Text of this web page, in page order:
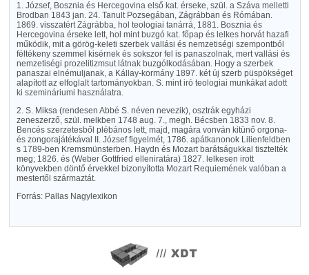
1. József, Bosznia és Hercegovina első kat. érseke, szül. a Száva melletti
Brodban 1843 jan. 24. Tanult Pozsegában, Zágrábban és Rómában.
1869. visszatért Zágrábba, hol teologiai tanárrá, 1881. Bosznia és
Hercegovina érseke lett, hol mint buzgó kat. főpap és lelkes horvát hazafi
működik, mit a görög-keleti szerbek vallási és nemzetiségi szempontból
féltékeny szemmel kisérnek és sokszor fel is panaszolnak, mert vallási és
nemzetiségi prozelitizmsut látnak buzgólkodásában. Hogy a szerbek
panaszai elnémuljanak, a Kállay-kormány 1897. két új szerb püspökséget
alapított az elfoglalt tartományokban. S. mint iró teologiai munkákat adott
ki szemináriumi használatra.
2. S. Miksa (rendesen Abbé S. néven nevezik), osztrák egyházi
zeneszerző, szül. melkben 1748 aug. 7., megh. Bécsben 1833 nov. 8.
Bencés szerzetesből plébános lett, majd, magára vonván kitünő orgona-
és zongorajátékával II. József figyelmét, 1786. apátkanonok Lilienfeldben
s 1789-ben Kremsmünsterben. Haydn és Mozart barátságukkal tisztelték
meg; 1826. és (Weber Gottfried elleniratára) 1827. lelkesen irott
könyvekben döntő érvekkel bizonyította Mozart Requiemének valóban a
mestertől származtát.
Forrás: Pallas Nagylexikon